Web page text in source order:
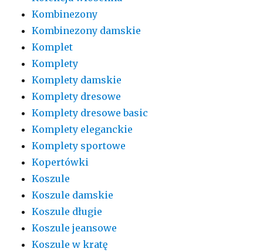
Kombinezony
Kombinezony damskie
Komplet
Komplety
Komplety damskie
Komplety dresowe
Komplety dresowe basic
Komplety eleganckie
Komplety sportowe
Kopertówki
Koszule
Koszule damskie
Koszule długie
Koszule jeansowe
Koszule w kratę